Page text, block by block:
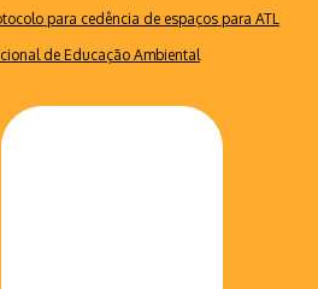
para cedência de espaços para ATL
de Educação Ambiental